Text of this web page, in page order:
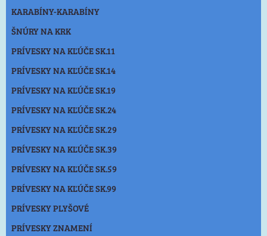
KARABÍNY-KARABÍNY
ŠNÚRY NA KRK
PRÍVESKY NA KĽÚČE SK.11
PRÍVESKY NA KĽÚČE SK.14
PRÍVESKY NA KĽÚČE SK.19
PRÍVESKY NA KĽÚČE SK.24
PRÍVESKY NA KĽÚČE SK.29
PRÍVESKY NA KĽÚČE SK.39
PRÍVESKY NA KĽÚČE SK.59
PRÍVESKY NA KĽÚČE SK.99
PRÍVESKY PLYŠOVÉ
PRÍVESKY ZNAMENÍ